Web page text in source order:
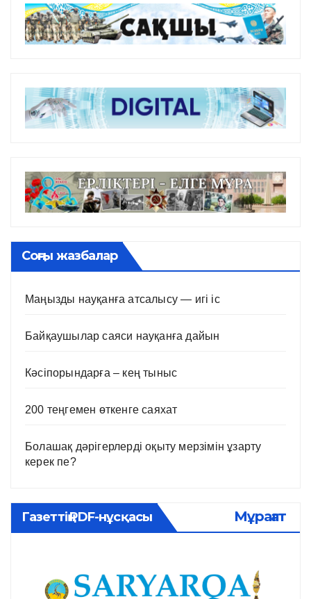
Соңғы жазбалар
Маңызды науқанға атсалысу — игі іс
Байқаушылар саяси науқанға дайын
Кәсіпорындарға – кең тыныс
200 теңгемен өткенге саяхат
Болашақ дәрігерлерді оқыту мерзімін ұзарту
керек пе?
Газеттің PDF-нұсқасы Мұрағат